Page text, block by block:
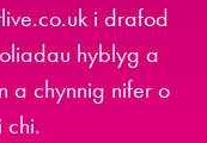
i drafod
hyblyg a
a chynnig nifer o
chi.